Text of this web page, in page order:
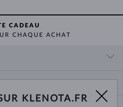
CADEAU
CHAQUE ACHAT
KLENOTA.FR